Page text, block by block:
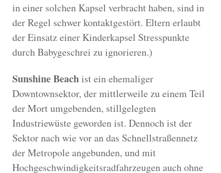
in einer solchen Kapsel verbracht haben, sind in
der Regel schwer kontaktgestört. Eltern erlaubt
der Einsatz einer Kinderkapsel Stresspunkte
durch Babygeschrei zu ignorieren.)
Sunshine Beachist ein ehemaliger
Downtownsektor, der mittlerweile zu einem Teil
der Mort umgebenden, stillgelegten
Industriewüste geworden ist. Dennoch ist der
Sektor nach wie vor an das Schnellstraßennetz
der Metropole angebunden, und mit
Hochgeschwindigkeitsradfahrzeugen auch ohne